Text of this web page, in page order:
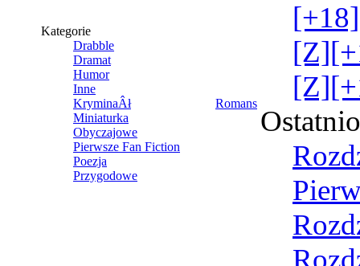
Kategorie
Drabble
Dramat
Humor
Inne
KryminaÂł
Miniaturka
Obyczajowe
Pierwsze Fan Fiction
Poezja
Przygodowe
Romans